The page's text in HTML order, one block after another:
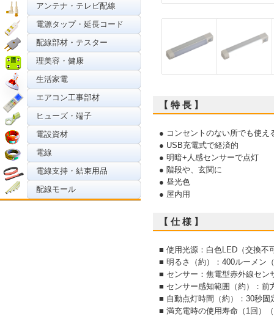
アンテナ・テレビ配線
電源タップ・延長コード
配線部材・テスター
理美容・健康
生活家電
エアコン工事部材
ヒューズ・端子
電設資材
電線
電線支持・結束用品
配線モール
【 特 長 】
● コンセントのない所でも使え
● USB充電式で経済的
● 明暗+人感センサーで点灯
● 階段や、玄関に
● 昼光色
● 屋内用
【 仕 様 】
■ 使用光源：白色LED（交換不
■ 明るさ（約）：400ルーメン
■ センサー：焦電型赤外線セン
■ センサー感知範囲（約）：前
■ 自動点灯時間（約）：30秒固
■ 満充電時の使用寿命（1回）